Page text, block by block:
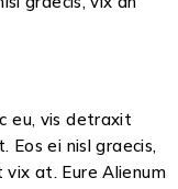
eu, vis detraxit
Eos ei nisl graecis,
at. Eure Alienum